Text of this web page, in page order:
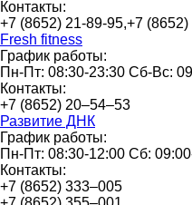
Контакты:
+7 (8652) 21-89-95,+7
Fresh fitness
График работы:
Пн-Пт: 08:30-23:30 Сб-Вс:
Контакты:
+7 (8652) 20‒54‒53
Развитие ДНК
График работы:
Пн-Пт: 08:30-12:00 Сб:
Контакты:
+7 (8652) 333‒005